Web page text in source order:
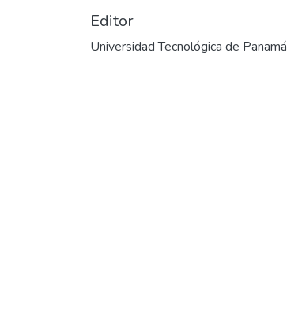
Editor
Universidad Tecnológica de Panamá